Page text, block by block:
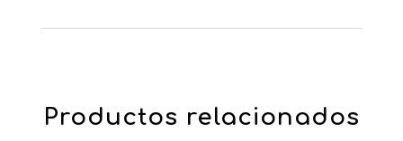
Productos relacionados